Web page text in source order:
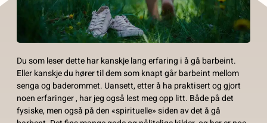
Du som leser dette har kanskje lang erfaring i å gå barbeint.
Eller kanskje du hører til dem som knapt går barbeint mellom
senga og baderommet. Uansett, etter å ha praktisert og gjort
noen erfaringer , har jeg også lest meg opp litt. Både på det
fysiske, men også på den «spirituelle» siden av det å gå